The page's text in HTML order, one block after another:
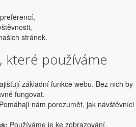
stránek.
které používáme
základní funkce webu. Bez nich by
fungovat.
Pomáhají nám porozumět, jak návštěvníci
Používáme je ke zobrazování